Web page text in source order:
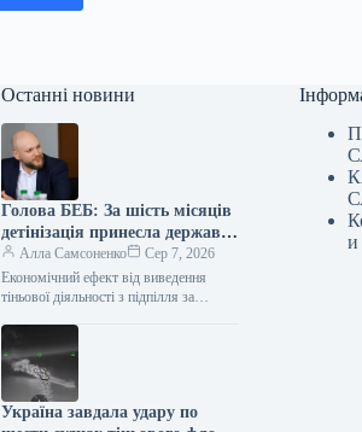
Останні новини
Голова БЕБ: За шість місяців
детінізація принесла державі
13,8 мільярда гривень
Алла Самсоненко
Сер 7, 2026
Економічний ефект від виведення
тіньової діяльності з підпілля за
мільярда гривень…
Україна завдала удару по
и